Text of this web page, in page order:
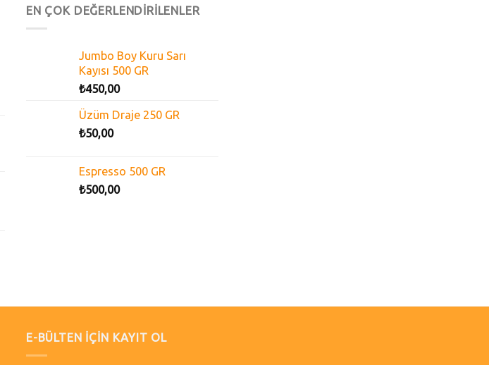
EN ÇOK DEĞERLENDİRİLENLER
Jumbo Boy Kuru Sarı
Kayısı 500 GR
₺450,00
Üzüm Draje 250 GR
₺50,00
Espresso 500 GR
₺500,00
E-BÜLTEN İÇİN KAYIT OL